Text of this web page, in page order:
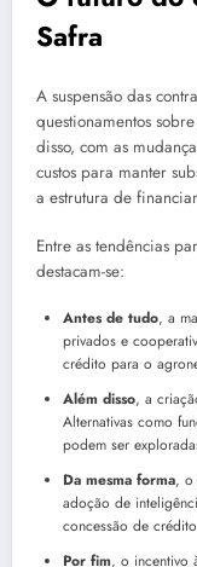
Safra
A suspensão das
questionamentos
disso, com as
custos para manter
a estrutura de
Entre as tendências
destacam-se:
Antes de tudo, a
privados e
crédito para o
Além disso, a
Alternativas como
podem ser
Da mesma forma, o
adoção de
concessão de
Por fim, o incentivo